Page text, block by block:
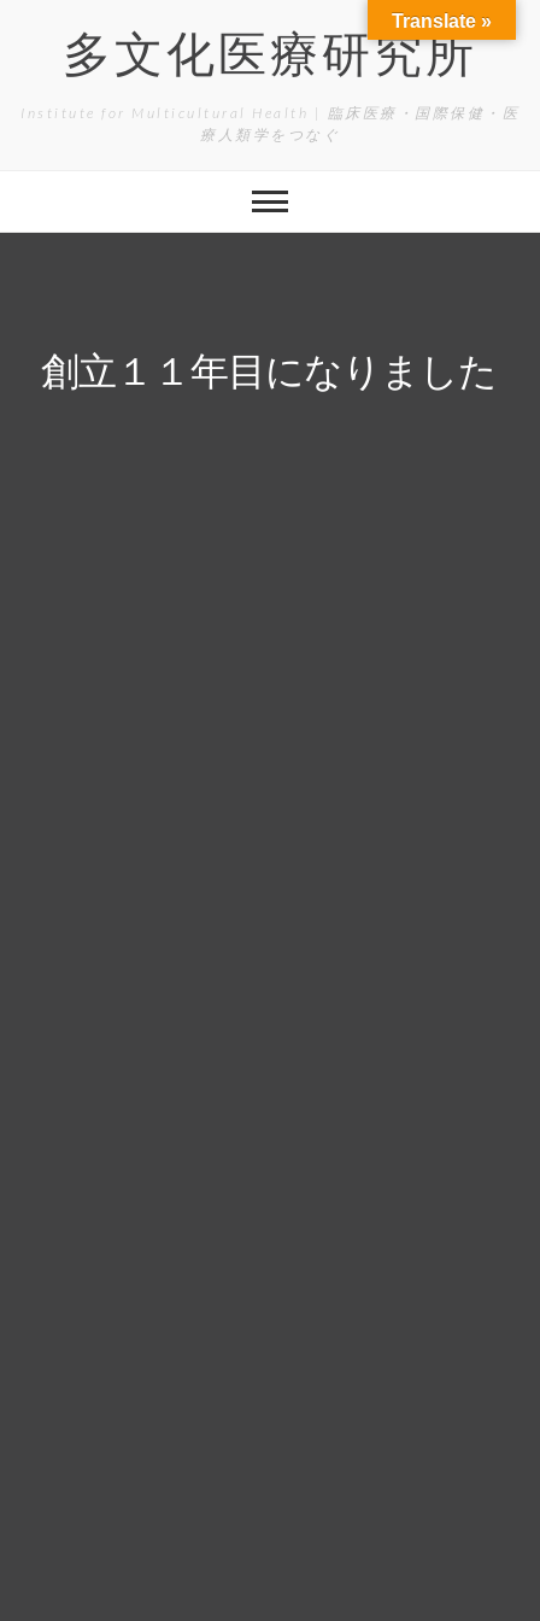
content多文化医療研究所
Institute for Multicultural Health | 臨床医療・国際保健・医
療人類学をつなぐ
創立１１年目になりました
Translate »